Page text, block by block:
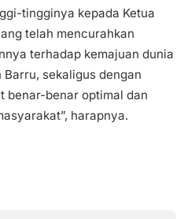
tingginya kepada Ketua
telah mencurahkan
terhadap kemajuan dunia
sekaligus dengan
benar-benar optimal dan
harapnya.